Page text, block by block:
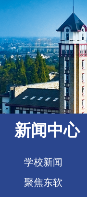
新闻中心
学校新闻
聚焦东软